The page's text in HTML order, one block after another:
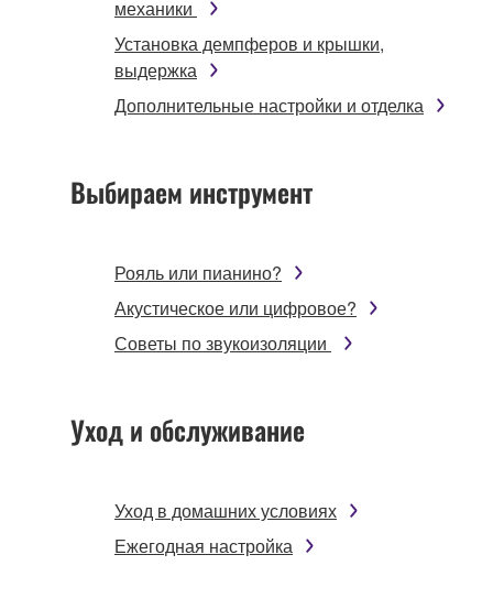
механики
Установка демпферов и крышки,
выдержка
Дополнительные настройки и отделка
Выбираем инструмент
Рояль или пианино?
Акустическое или цифровое?
Советы по звукоизоляции
Уход и обслуживание
Уход в домашних условиях
Ежегодная настройка